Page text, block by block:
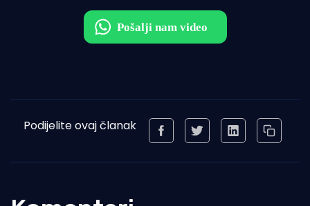
Podijelite ovaj članak